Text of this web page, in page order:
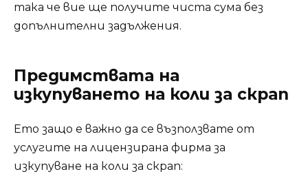
така че вие ще получите чиста сума без
допълнителни задължения.
Предимствата на
изкупуването на коли за скрап
Ето защо е важно да се възползвате от
услугите на лицензирана фирма за
изкупуване на коли за скрап: